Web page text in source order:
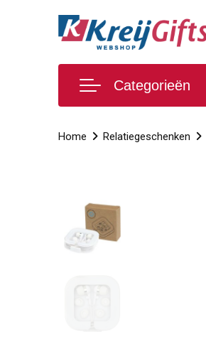
Categorieën
Home Relatiegeschenken